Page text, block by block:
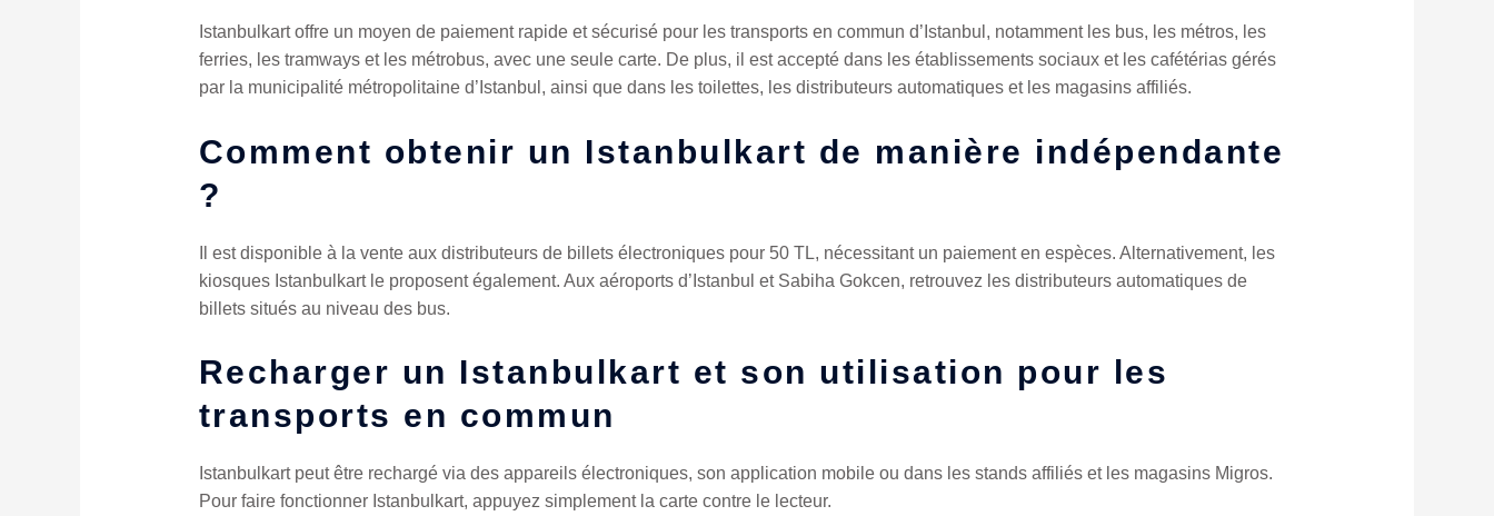
Istanbulkart offre un moyen de paiement rapide et sécurisé pour les transports en commun d’Istanbul, notamment les bus, les métros, les
ferries, les tramways et les métrobus, avec une seule carte. De plus, il est accepté dans les établissements sociaux et les cafétérias gérés
par la municipalité métropolitaine d’Istanbul, ainsi que dans les toilettes, les distributeurs automatiques et les magasins affiliés.
Comment obtenir un Istanbulkart de manière indépendante
?
Il est disponible à la vente aux distributeurs de billets électroniques pour 50 TL, nécessitant un paiement en espèces. Alternativement, les
kiosques Istanbulkart le proposent également. Aux aéroports d’Istanbul et Sabiha Gokcen, retrouvez les distributeurs automatiques de
billets situés au niveau des bus.
Recharger un Istanbulkart et son utilisation pour les
transports en commun
Istanbulkart peut être rechargé via des appareils électroniques, son application mobile ou dans les stands affiliés et les magasins Migros.
Pour faire fonctionner Istanbulkart, appuyez simplement la carte contre le lecteur.